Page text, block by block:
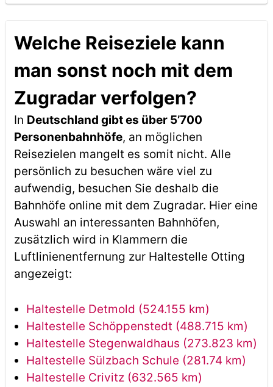
Welche Reiseziele kann
man sonst noch mit dem
Zugradar verfolgen?
In Deutschland gibt es über 5’700
Personenbahnhöfe, an möglichen
Reisezielen mangelt es somit nicht. Alle
persönlich zu besuchen wäre viel zu
aufwendig, besuchen Sie deshalb die
Bahnhöfe online mit dem Zugradar. Hier eine
Auswahl an interessanten Bahnhöfen,
zusätzlich wird in Klammern die
Luftlinienentfernung zur Haltestelle Otting
angezeigt:
Haltestelle Detmold (524.155 km)
Haltestelle Schöppenstedt (488.715 km)
Haltestelle Stegenwaldhaus (273.823 km)
Haltestelle Sülzbach Schule (281.74 km)
Haltestelle Crivitz (632.565 km)